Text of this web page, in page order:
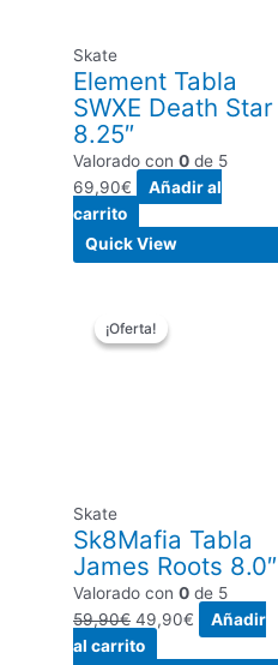
Skate
Element Tabla
SWXE Death Star
8.25″
Valorado con0 de 5
69,90€
Añadir al
carrito
Quick View
¡Oferta!
¡Oferta!
Skate
Sk8Mafia Tabla
James Roots 8.0″
Valorado con0 de 5
59,90€
precio
49,90€
Añadir
al carrito